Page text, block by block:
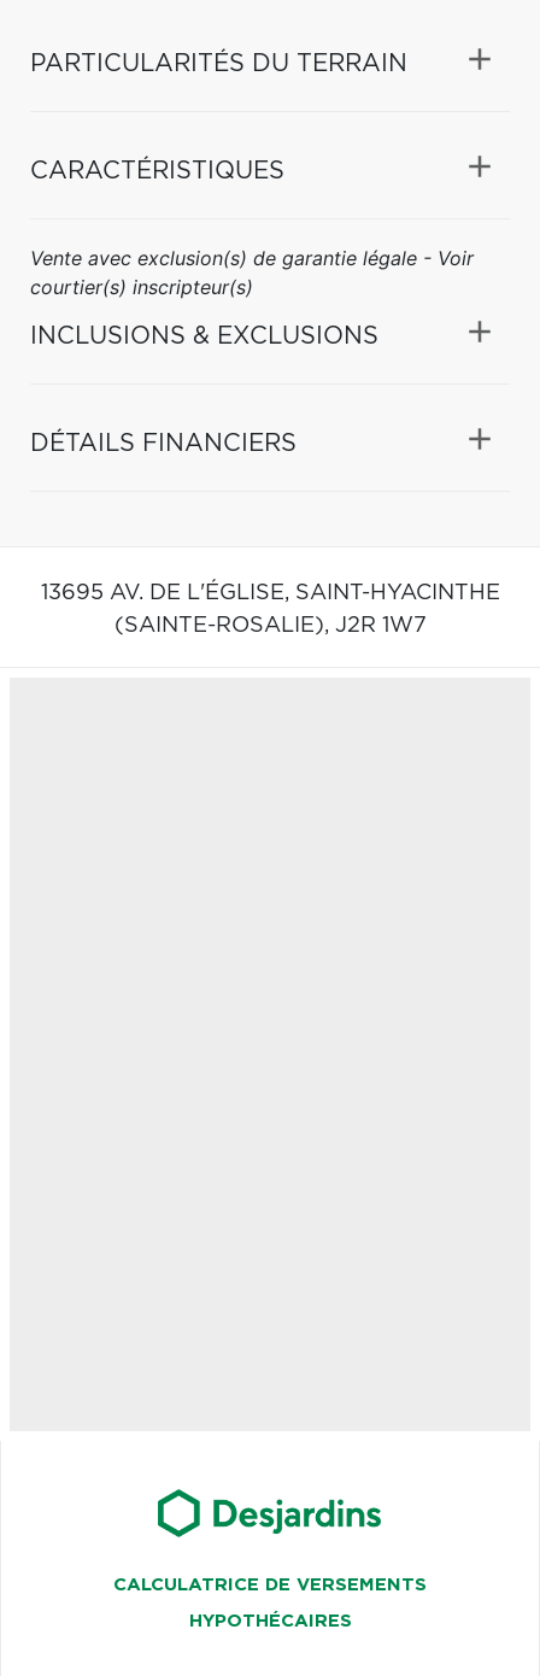
PARTICULARITÉS DU TERRAIN
CARACTÉRISTIQUES
Vente avec exclusion(s) de garantie légale - Voir
courtier(s) inscripteur(s)
INCLUSIONS & EXCLUSIONS
DÉTAILS FINANCIERS
13695 AV. DE L'ÉGLISE, SAINT-HYACINTHE
(SAINTE-ROSALIE), J2R 1W7
CALCULATRICE DE VERSEMENTS
HYPOTHÉCAIRES